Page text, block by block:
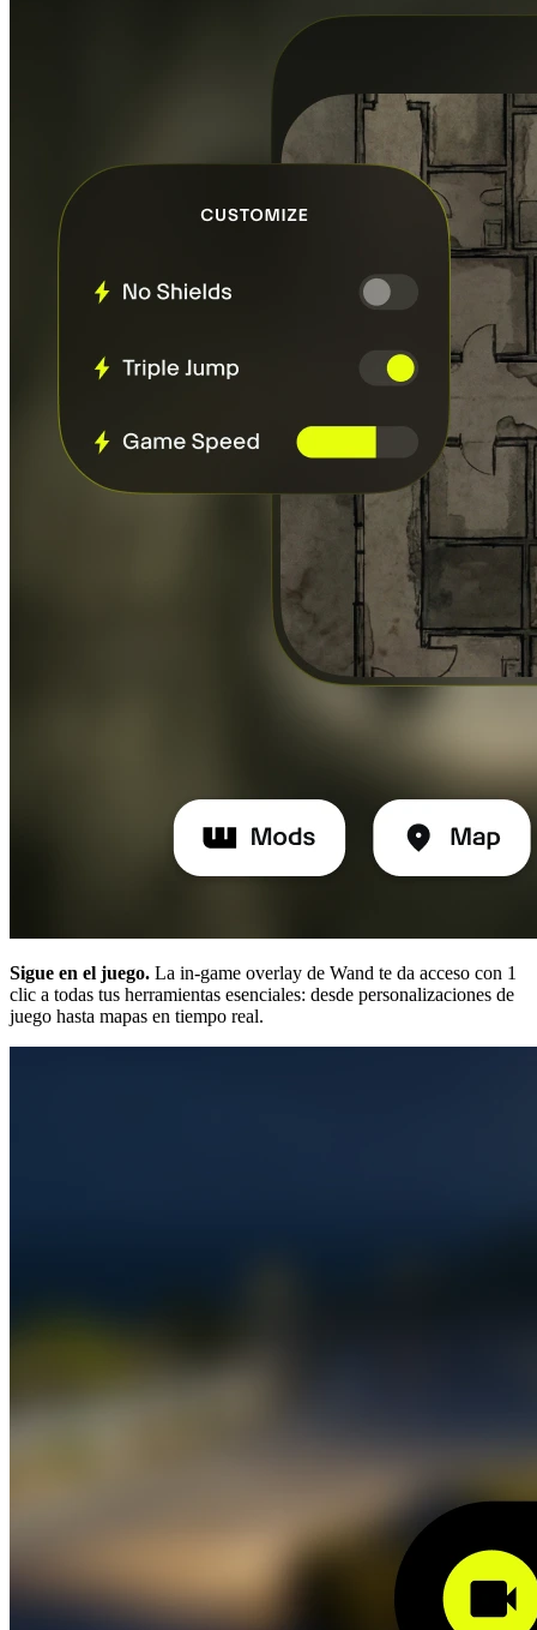
Sigue en el juego. La in-game overlay de Wand te da acceso con 1
clic a todas tus herramientas esenciales: desde personalizaciones de
juego hasta mapas en tiempo real.